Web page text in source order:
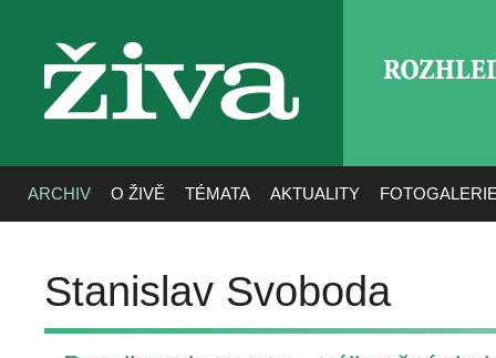
živa
ARCHIV O ŽIVĚ TÉMATA AKTUALITY
Stanislav Svoboda